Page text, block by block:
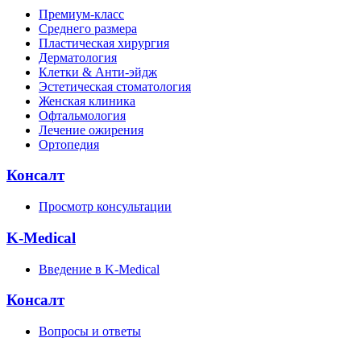
Премиум-класс
Среднего размера
Пластическая хирургия
Дерматология
Клетки & Анти-эйдж
Эстетическая стоматология
Женская клиника
Офтальмология
Лечение ожирения
Ортопедия
Консалт
Просмотр консультации
K-Medical
Введение в K-Medical
Консалт
Вопросы и ответы